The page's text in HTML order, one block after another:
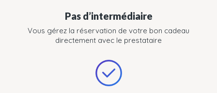
Pas d’intermédiaire
Vous gérez la réservation de votre bon cadeau
directement avec le prestataire